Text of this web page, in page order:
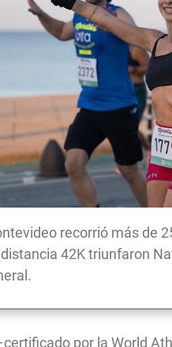
recorrió más de
42K triunfaron
por la World